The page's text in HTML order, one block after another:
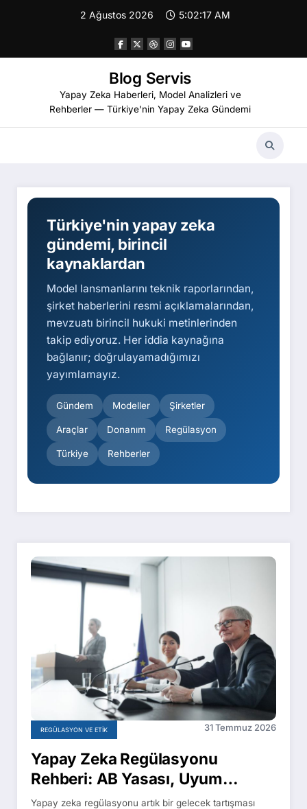
Blog Servis — Yapay Zeka
2 Ağustos 2026 5:02:18 AM
Blog Servis
Yapay Zeka Haberleri, Model Analizleri ve
Rehberler — Türkiye'nin Yapay Zeka Gündemi
Türkiye'nin yapay zeka
gündemi, birincil
kaynaklardan
Model lansmanlarını teknik raporlarından,
şirket haberlerini resmi açıklamalarından,
mevzuatı birincil hukuki metinlerinden
takip ediyoruz. Her iddia kaynağına
bağlanır; doğrulayamadığımızı
yayımlamayız.
Gündem Modeller Şirketler
Araçlar Donanım Regülasyon
Türkiye Rehberler
REGÜLASYON VE ETIK 31 Temmuz 2026
Yapay Zeka Regülasyonu
Rehberi: AB Yasası, Uyum
Takvimi ve Türkiye
Yapay zeka regülasyonu artık bir gelecek tartışması